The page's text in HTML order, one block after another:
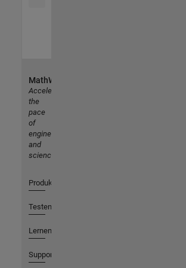
MathWorks
Accelerating
the
pace
of
engineering
and
science
Produkte
Testen oder Kaufen
Lernen
Support